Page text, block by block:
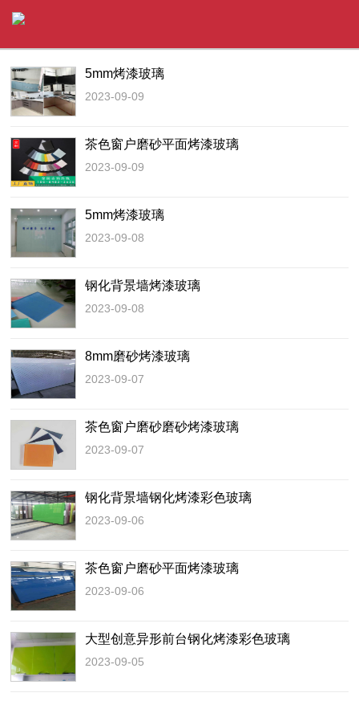
5mm烤漆玻璃
2023-09-09
茶色窗户磨砂平面烤漆玻璃
2023-09-09
5mm烤漆玻璃
2023-09-08
钢化背景墙烤漆玻璃
2023-09-08
8mm磨砂烤漆玻璃
2023-09-07
茶色窗户磨砂磨砂烤漆玻璃
2023-09-07
钢化背景墙钢化烤漆彩色玻璃
2023-09-06
茶色窗户磨砂平面烤漆玻璃
2023-09-06
大型创意异形前台钢化烤漆彩色玻璃
2023-09-05